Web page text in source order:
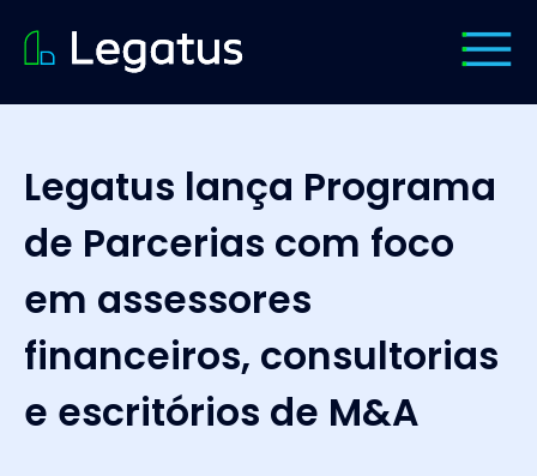
Legatus lança Programa
de Parcerias com foco
em assessores
financeiros, consultorias
e escritórios de M&A